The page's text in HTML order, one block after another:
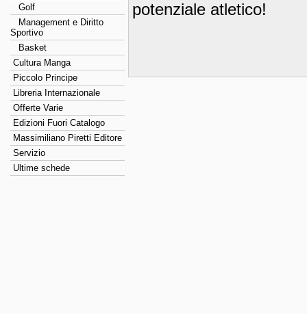
potenziale atletico!
Golf
Management e Diritto
Sportivo
Basket
Cultura Manga
Piccolo Principe
Libreria Internazionale
Offerte Varie
Edizioni Fuori Catalogo
Massimiliano Piretti Editore
Servizio
Ultime schede